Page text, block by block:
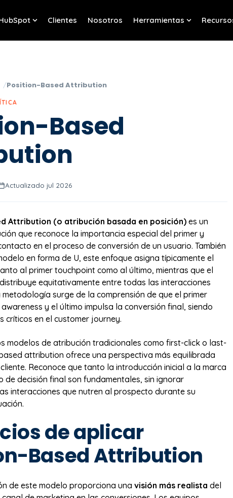
submenu for Servicios
Show submenu for HubSpot
Clientes Nosotros Herramientas
Show
Position-Based Attribution
Based
Actualizado jul 2026
Attribution (o atribución basada en posición)es un
que reconoce la importancia especial del primer y
en el proceso de conversión de un usuario. También
en forma de U, este enfoque asigna típicamente el
al primer touchpoint como al último, mientras que el
equitativamente entre todas las interacciones
metodología surge de la comprensión de que el primer
y el último impulsa la conversión final, siendo
críticos en el customer journey.
modelos de atribución tradicionales como first-click o last-
attribution ofrece una perspectiva más equilibrada
Reconoce que tanto la introducción inicial a la marca
de decisión final son fundamentales, sin ignorar
interacciones que nutren al prospecto durante su
de aplicar
Based Attribution
de este modelo proporciona una visión más realista del